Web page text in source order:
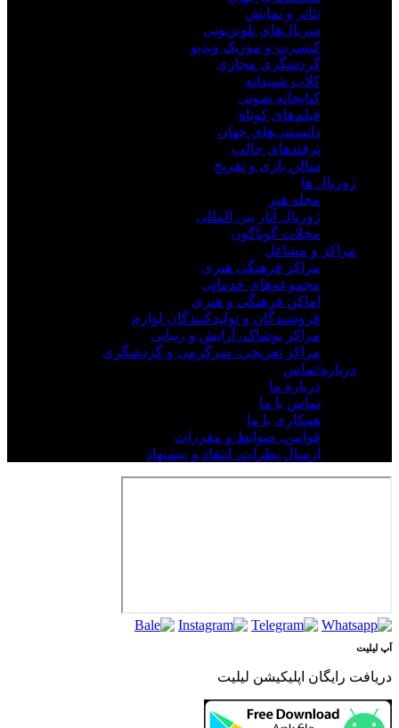
تئاتر و نمایش
سریال‌های تلویزیونی
کنسرت و موزیک ویدیو
گردشگری مجازی
کلاب شنیدانه
کتابخانه صوتی
فیلم‌های کوتاه
دانستنی‌های جهان
ترفندهای جالب
سالن بازی و تفریح
ژورنال ها
مجله هنر
ژورنال آثار بین المللی
مجلات گوناگون
مراکز و مشاغل
مراکز فرهنگی هنری
مجموعه‌های خدماتی
اماکن فرهنگی و هنری
فروشندگان و تولیدکنندگان لوازم
مراکز پوشاک، آرایش و زیبایی
مراکز تفریحی، سرگرمی و گردشگری
درباره/تماس
درباره ما
تماس با ما
همکاری با ما
قوانین، ضوابط و مقررات
ارسال نظرات، انتقاد و پیشنهاد
اَپ لیلیت
دریافت رایگان اپلیکیشن لیلیت